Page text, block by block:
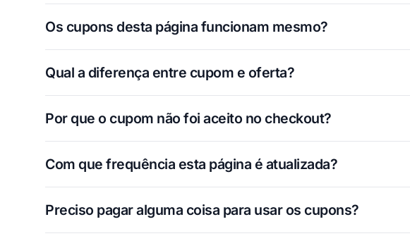
Os cupons desta página funcionam mesmo?
Qual a diferença entre cupom e oferta?
Por que o cupom não foi aceito no checkout?
Com que frequência esta página é atualizada?
Preciso pagar alguma coisa para usar os cupons?